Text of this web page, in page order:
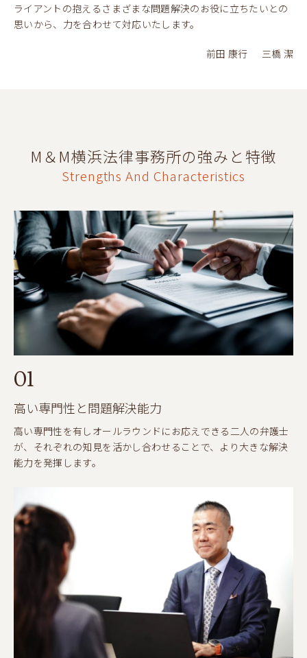
ライアントの抱えるさまざまな問題解決のお役に立ちたいとの
思いから、力を合わせて対応いたします。
前田 康行 三橋 潔
M＆M横浜法律事務所の強みと特徴
Strengths And Characteristics
01
高い専門性と問題解決能力
高い専門性を有しオールラウンドにお応えできる二人の弁護士
が、それぞれの知見を活かし合わせることで、より大きな解決
能力を発揮します。